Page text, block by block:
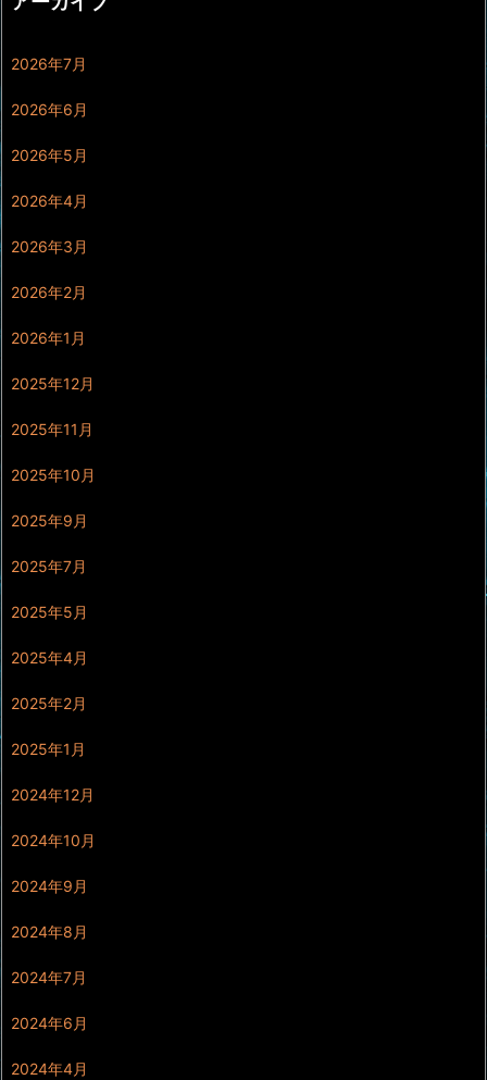
2026年7月
2026年6月
2026年5月
2026年4月
2026年3月
2026年2月
2026年1月
2025年12月
2025年11月
2025年10月
2025年9月
2025年7月
2025年5月
2025年4月
2025年2月
2025年1月
2024年12月
2024年10月
2024年9月
2024年8月
2024年7月
2024年6月
2024年4月